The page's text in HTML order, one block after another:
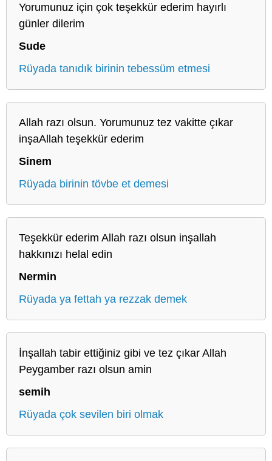
Yorumunuz için çok teşekkür ederim hayırlı
günler dilerim
Sude
Rüyada tanıdık birinin tebessüm etmesi
Allah razı olsun. Yorumunuz tez vakitte çıkar
inşaAllah teşekkür ederim
Sinem
Rüyada birinin tövbe et demesi
Teşekkür ederim Allah razı olsun inşallah
hakkınızı helal edin
Nermin
Rüyada ya fettah ya rezzak demek
İnşallah tabir ettiğiniz gibi ve tez çıkar Allah
Peygamber razı olsun amin
semih
Rüyada çok sevilen biri olmak